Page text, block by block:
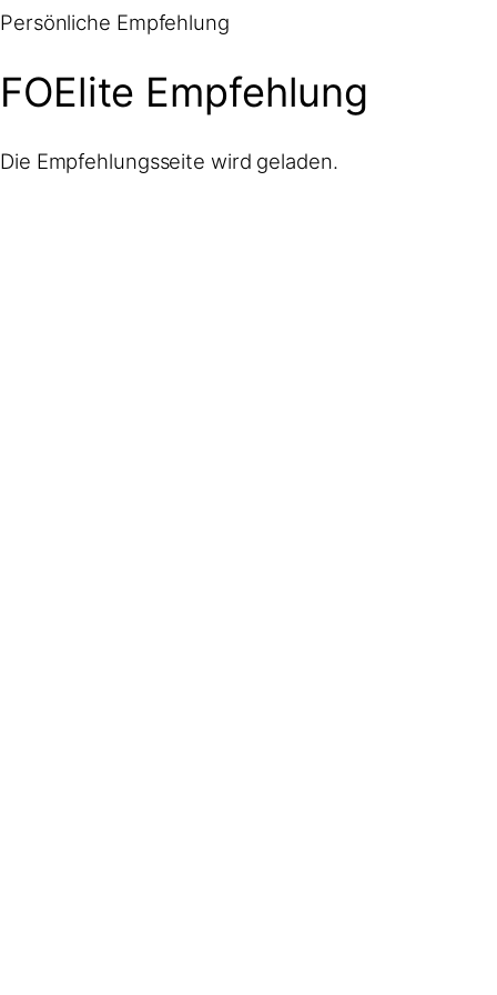
Zum
springen
Persönliche Empfehlung
FOElite Empfehlung
Die Empfehlungsseite wird geladen.